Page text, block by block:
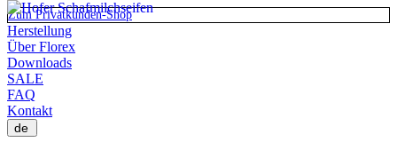
Zum Privatkunden-Shop
Herstellung
Über Florex
Downloads
SALE
FAQ
Kontakt
de